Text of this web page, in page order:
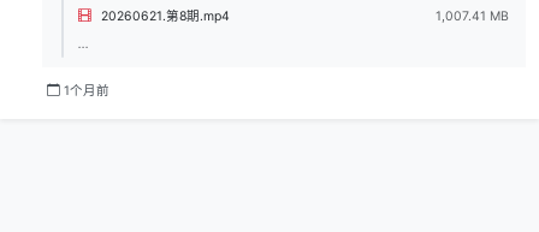
20260621.第8期.mp4
1,007.41 MB
...
1个月前